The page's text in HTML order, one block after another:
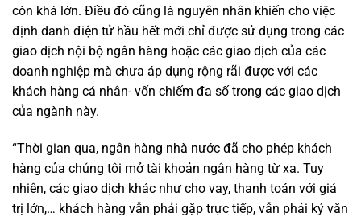
còn khá lớn. Điều đó cũng là nguyên nhân khiến cho việc
định danh điện tử hầu hết mới chỉ được sử dụng trong các
giao dịch nội bộ ngân hàng hoặc các giao dịch của các
doanh nghiệp mà chưa áp dụng rộng rãi được với các
khách hàng cá nhân- vốn chiếm đa số trong các giao dịch
của ngành này.
“Thời gian qua, ngân hàng nhà nước đã cho phép khách
hàng của chúng tôi mở tài khoản ngân hàng từ xa. Tuy
nhiên, các giao dịch khác như cho vay, thanh toán với giá
trị lớn,… khách hàng vẫn phải gặp trực tiếp, vẫn phải ký văn